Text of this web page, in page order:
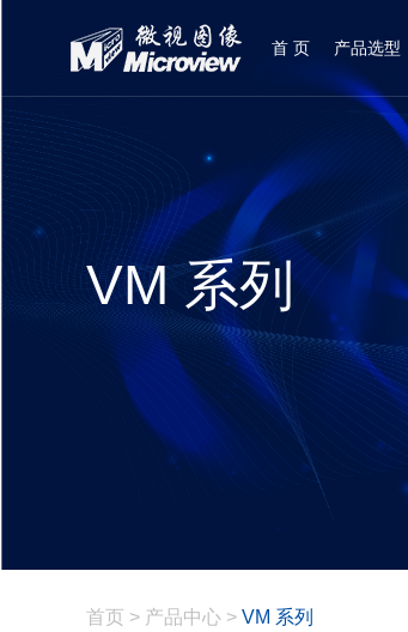
首 页 产品选型
登录 | 注册
VM 系列
首页 > 产品中心 > VM 系列